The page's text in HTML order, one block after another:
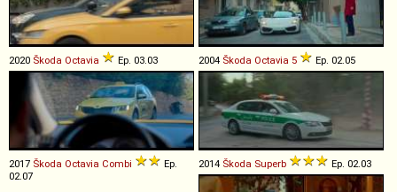
2020 Škoda Octavia Ep. 03.03 2004 Škoda Octavia 5 Ep. 02.05
2017 Škoda Octavia Combi
Ep.
02.07
2014 Škoda Superb Ep. 02.03